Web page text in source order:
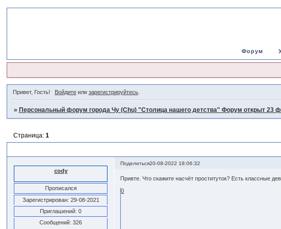
Форум
Привет, Гость! Войдитеили зарегистрируйтесь.
» Персональный форум города Чу (Chu) "Столица нашего детства" Форум открыт 23
Страница: 1
Поделиться20-08-2022 18:06:32
cody
Прописался
Зарегистрирован: 29-08-2021
Приглашений: 0
Сообщений: 326
Привте. Что скажите насчёт проституток? Есть классные
0